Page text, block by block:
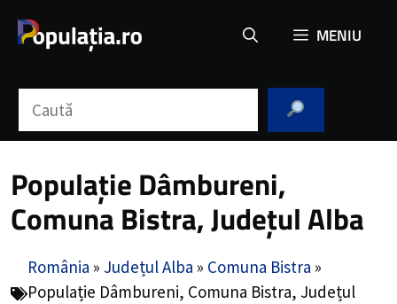
MENIU
Populație Dâmbureni,
Comuna Bistra, Județul Alba
România » Județul Alba » Comuna Bistra »
Populație Dâmbureni, Comuna Bistra, Județul